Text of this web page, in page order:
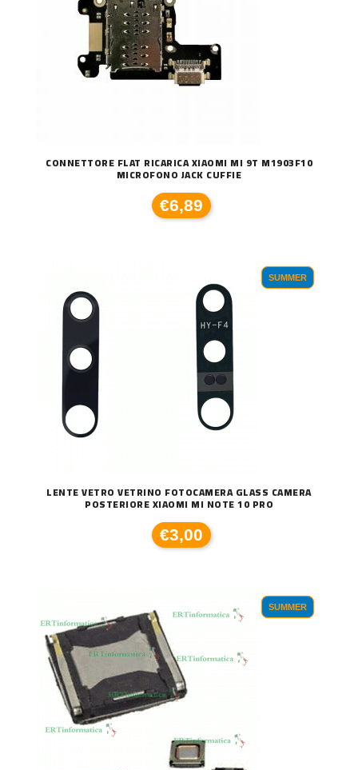
CONNETTORE FLAT RICARICA XIAOMI MI 9T M1903F10
MICROFONO JACK CUFFIE
€6,89
SUMMER
LENTE VETRO VETRINO FOTOCAMERA GLASS CAMERA
POSTERIORE XIAOMI MI NOTE 10 PRO
€3,00
SUMMER